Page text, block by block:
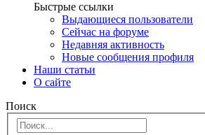
Быстрые ссылки
Выдающиеся пользователи
Сейчас на форуме
Недавняя активность
Новые сообщения профиля
Наши статьи
О сайте
Поиск